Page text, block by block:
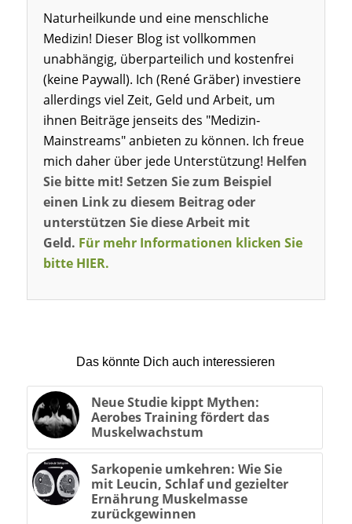
Naturheilkunde und eine menschliche
Medizin! Dieser Blog ist vollkommen
unabhängig, überparteilich und kostenfrei
(keine Paywall). Ich (René Gräber) investiere
allerdings viel Zeit, Geld und Arbeit, um
ihnen Beiträge jenseits des "Medizin-
Mainstreams" anbieten zu können. Ich freue
mich daher über jede Unterstützung! Helfen
Sie bitte mit! Setzen Sie zum Beispiel
einen Link zu diesem Beitrag oder
unterstützen Sie diese Arbeit mit
Geld. Für mehr Informationen klicken Sie
bitte HIER.
Das könnte Dich auch interessieren
Neue Studie kippt Mythen:
Aerobes Training fördert das
Muskelwachstum
Sarkopenie umkehren: Wie Sie
mit Leucin, Schlaf und gezielter
Ernährung Muskelmasse
zurückgewinnen